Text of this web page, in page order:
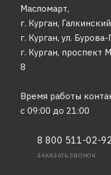
Масломарт,
г. Курган,
г. Курган, ул.
г. Курган, проспект
8
Время работы
с 09:00 до 21:00
8 800 511-02-92
ЗАКАЗАТЬ ЗВОНОК